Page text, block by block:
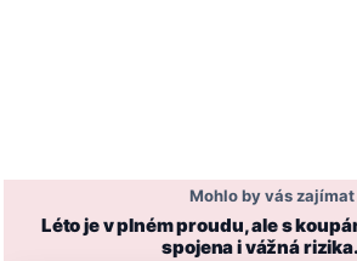
Mohlo by vás zajímat
Léto je v plném proudu, ale s
spojena i vážná rizika.